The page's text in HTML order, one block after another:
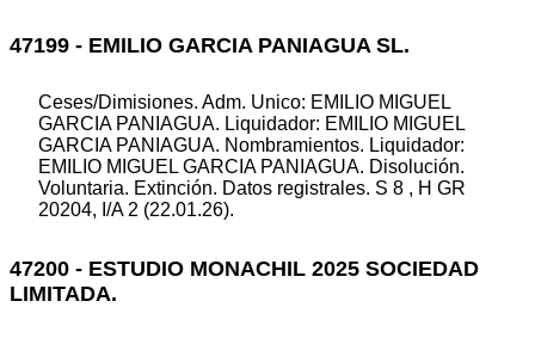
47199 - EMILIO GARCIA PANIAGUA SL.
Ceses/Dimisiones. Adm. Unico: EMILIO MIGUEL
GARCIA PANIAGUA. Liquidador: EMILIO MIGUEL
GARCIA PANIAGUA. Nombramientos. Liquidador:
EMILIO MIGUEL GARCIA PANIAGUA. Disolución.
Voluntaria. Extinción. Datos registrales. S 8 , H GR
20204, I/A 2 (22.01.26).
47200 - ESTUDIO MONACHIL 2025 SOCIEDAD
LIMITADA.